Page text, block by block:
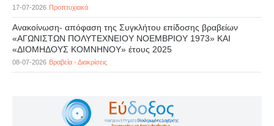
17-07-2026 Προπτυχιακά
Ανακοίνωση- απόφαση της Συγκλήτου επίδοσης βραβείων
«ΑΓΩΝΙΣΤΩΝ ΠΟΛΥΤΕΧΝΕΙΟΥ ΝΟΕΜΒΡΙΟΥ 1973» ΚΑΙ
«ΔΙΟΜΗΔΟΥΣ ΚΟΜΝΗΝΟΥ» έτους 2025
08-07-2026 Βραβεία - Διακρίσεις